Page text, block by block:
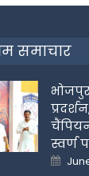
समाचार
स्वर्ण
on